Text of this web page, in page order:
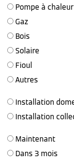
Pompe à chaleur
Gaz
Bois
Solaire
Fioul
Autres
Installation
Installation
Maintenant
Dans 3 mois